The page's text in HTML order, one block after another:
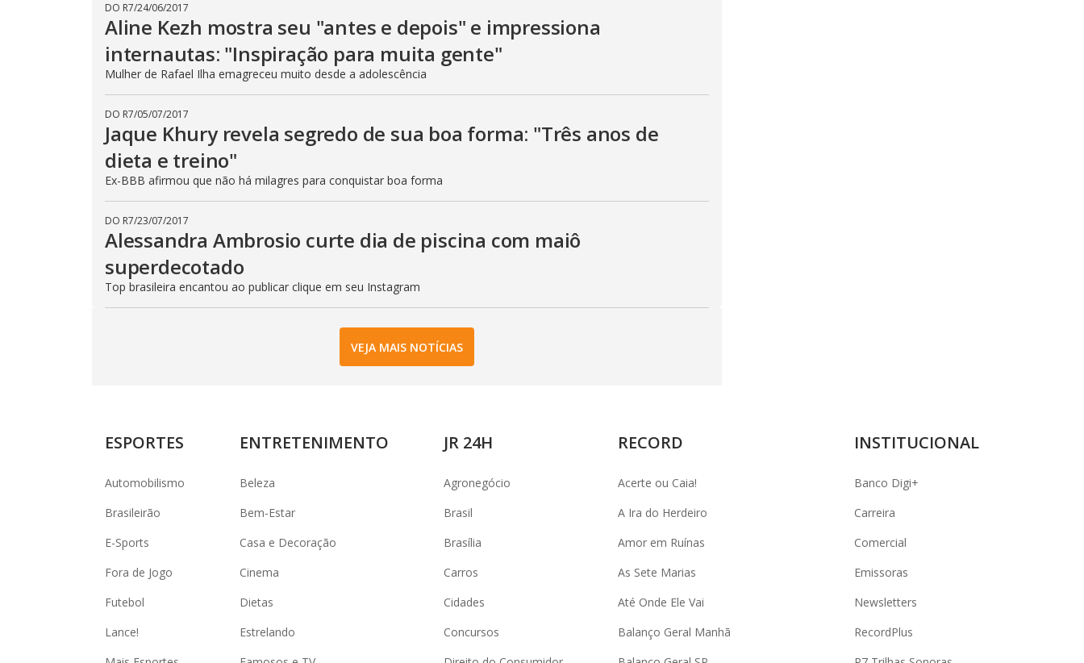
DO R7/24/06/2017
Aline Kezh mostra seu "antes e depois" e impressiona
internautas: "Inspiração para muita gente"
Mulher de Rafael Ilha emagreceu muito desde a adolescência
DO R7/05/07/2017
Jaque Khury revela segredo de sua boa forma: "Três anos de
dieta e treino"
Ex-BBB afirmou que não há milagres para conquistar boa forma
DO R7/23/07/2017
Alessandra Ambrosio curte dia de piscina com maiô
superdecotado
Top brasileira encantou ao publicar clique em seu Instagram
VEJA MAIS NOTÍCIAS
ESPORTES
Automobilismo
Brasileirão
E-Sports
Fora de Jogo
Futebol
Lance!
ENTRETENIMENTO
Beleza
Bem-Estar
Casa e Decoração
Cinema
Dietas
Estrelando
JR 24H
Agronegócio
Brasil
Brasília
Carros
Cidades
Concursos
RECORD
Acerte ou Caia!
A Ira do Herdeiro
Amor em Ruínas
As Sete Marias
Até Onde Ele Vai
Balanço Geral Manhã
INSTITUCIONAL
Banco Digi+
Carreira
Comercial
Emissoras
Newsletters
RecordPlus